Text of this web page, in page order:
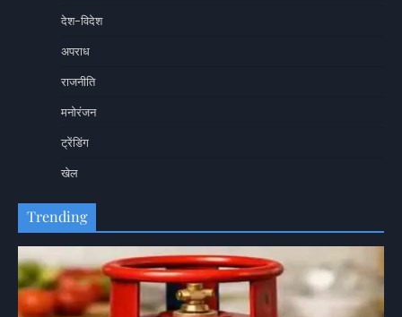
देश-विदेश
अपराध
राजनीति
मनोरंजन
ट्रेंडिंग
खेल
Trending